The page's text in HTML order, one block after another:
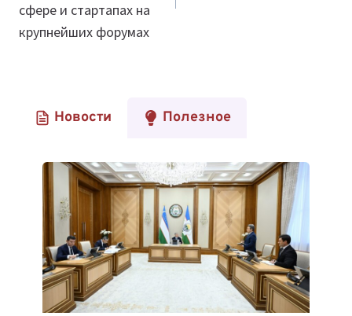
сфере и стартапах на
крупнейших форумах
Новости Полезное